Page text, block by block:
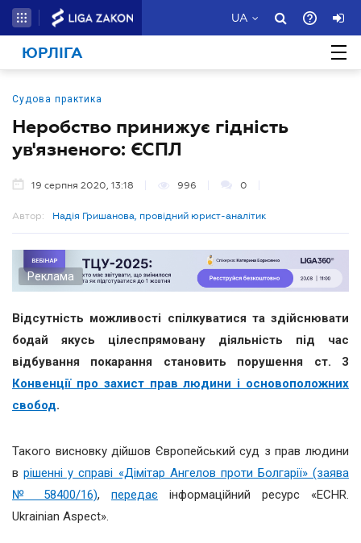
UA
ЮРЛІГА
Судова практика
Неробство принижує гідність
ув'язненого: ЄСПЛ
19 серпня 2020, 13:18 996 0
Автор: Надія Гришанова, провідний юрист-аналітик
Реклама
Відсутність можливості спілкуватися та здійснювати
бодай якусь цілеспрямовану діяльність під час
відбування покарання становить порушення ст. 3
Конвенції про захист прав людини і основоположних
свобод.
Такого висновку дійшов Європейський суд з прав людини
врішенні у справі «Дімітар Ангелов проти Болгарії» (заява
№ 58400/16), передає інформаційний ресурс «ECHR.
Ukrainian Aspect».